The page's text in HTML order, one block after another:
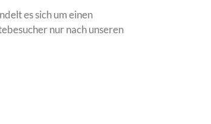
es sich um einen
nur nach unseren